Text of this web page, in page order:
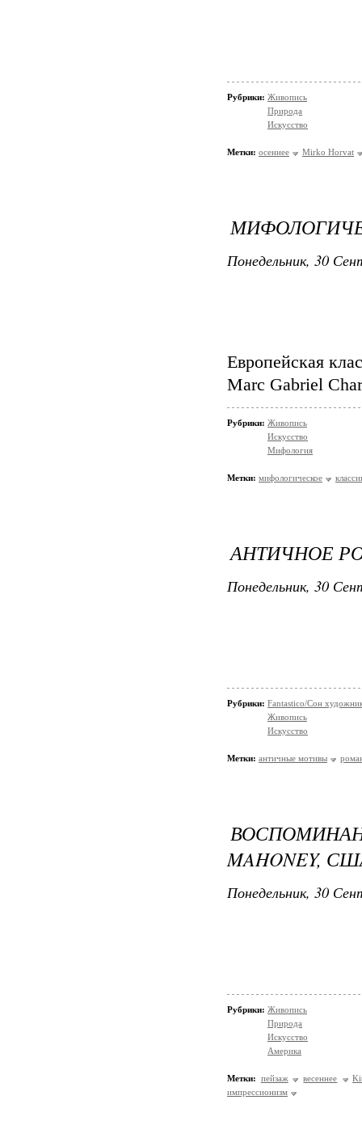
Рубрики: Живопись
Природа
Искусство
Метки: осеннее Mirko Horvat
Понедельник, 30
Европейская
Marc Gabriel
Рубрики: Живопись
Искусство
Мифология
Метки: мифологическое
АНТИЧНОЕ
Понедельник, 30
Рубрики: Fantastico/Сон
Живопись
Искусство
Метки: античные мотивы
MAHONEY,
Понедельник, 30
Рубрики: Живопись
Природа
Искусство
Америка
Метки: пейзаж весеннее
импрессионизм